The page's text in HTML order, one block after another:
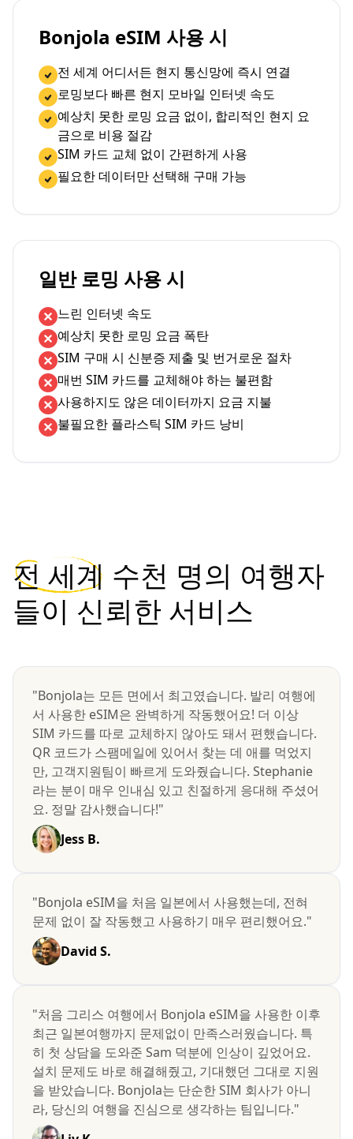
Bonjola eSIM 사용 시
전 세계 어디서든 현지 통신망에 즉시 연결
로밍보다 빠른 현지 모바일 인터넷 속도
예상치 못한 로밍 요금 없이, 합리적인 현지 요
금으로 비용 절감
SIM 카드 교체 없이 간편하게 사용
필요한 데이터만 선택해 구매 가능
일반 로밍 사용 시
느린 인터넷 속도
예상치 못한 로밍 요금 폭탄
SIM 구매 시 신분증 제출 및 번거로운 절차
매번 SIM 카드를 교체해야 하는 불편함
사용하지도 않은 데이터까지 요금 지불
불필요한 플라스틱 SIM 카드 낭비
전 세계 수천 명의 여행자
들이 신뢰한 서비스
"Bonjola는 모든 면에서 최고였습니다. 발리 여행에
서 사용한 eSIM은 완벽하게 작동했어요! 더 이상
SIM 카드를 따로 교체하지 않아도 돼서 편했습니다.
QR 코드가 스팸메일에 있어서 찾는 데 애를 먹었지
만, 고객지원팀이 빠르게 도와줬습니다. Stephanie
라는 분이 매우 인내심 있고 친절하게 응대해 주셨어
요. 정말 감사했습니다!"
Jess B.
"Bonjola eSIM을 처음 일본에서 사용했는데, 전혀
문제 없이 잘 작동했고 사용하기 매우 편리했어요."
David S.
"처음 그리스 여행에서 Bonjola eSIM을 사용한 이후
최근 일본여행까지 문제없이 만족스러웠습니다. 특
히 첫 상담을 도와준 Sam 덕분에 인상이 깊었어요.
설치 문제도 바로 해결해줬고, 기대했던 그대로 지원
을 받았습니다. Bonjola는 단순한 SIM 회사가 아니
라, 당신의 여행을 진심으로 생각하는 팀입니다."